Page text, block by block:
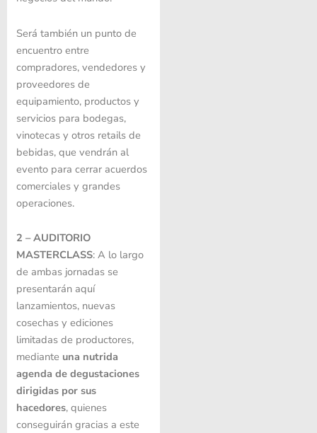
Será también un punto de
encuentro entre
compradores, vendedores y
proveedores de
equipamiento, productos y
servicios para bodegas,
vinotecas y otros retails de
bebidas, que vendrán al
evento para cerrar acuerdos
comerciales y grandes
operaciones.
2 – AUDITORIO
MASTERCLASS: A lo largo
de ambas jornadas se
presentarán aquí
lanzamientos, nuevas
cosechas y ediciones
limitadas de productores,
mediante una nutrida
agenda de degustaciones
dirigidas por sus
hacedores, quienes
conseguirán gracias a este